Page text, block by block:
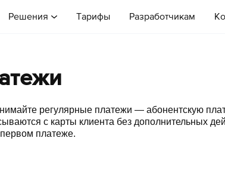
Решения Тарифы Разработчикам
регулярные платежи — абонентскую
с карты клиента без дополнительных
платеже.